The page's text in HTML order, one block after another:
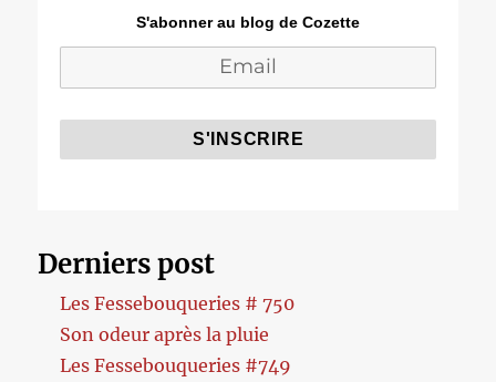
S'abonner au blog de Cozette
Derniers post
Les Fessebouqueries # 750
Son odeur après la pluie
Les Fessebouqueries #749